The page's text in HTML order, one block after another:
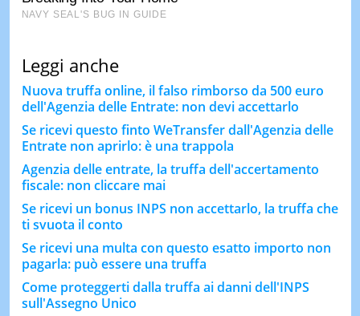
Leggi anche
Nuova truffa online, il falso rimborso da 500 euro
dell'Agenzia delle Entrate: non devi accettarlo
Se ricevi questo finto WeTransfer dall'Agenzia delle
Entrate non aprirlo: è una trappola
Agenzia delle entrate, la truffa dell'accertamento
fiscale: non cliccare mai
Se ricevi un bonus INPS non accettarlo, la truffa che
ti svuota il conto
Se ricevi una multa con questo esatto importo non
pagarla: può essere una truffa
Come proteggerti dalla truffa ai danni dell'INPS
sull'Assegno Unico